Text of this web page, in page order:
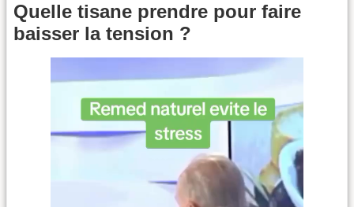
Quelle tisane prendre pour faire
baisser la tension ?